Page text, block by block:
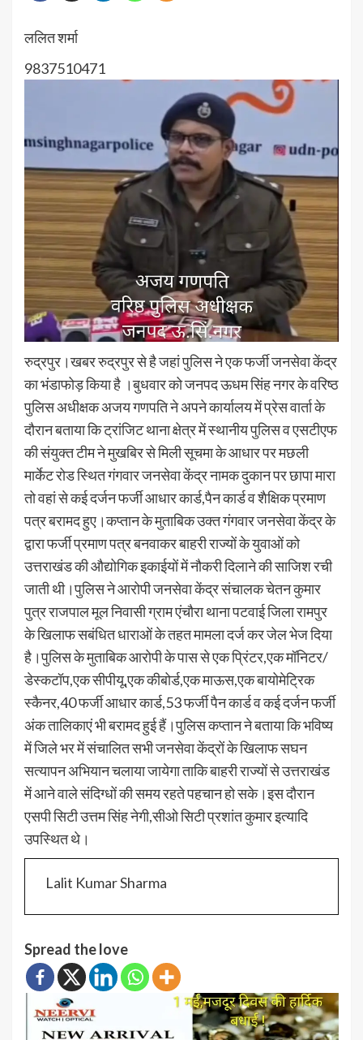
ललित शर्मा
9837510471
रुद्रपुर।खबर रुद्रपुर से है जहां पुलिस ने एक फर्जी जनसेवा केंद्र
का भंडाफोड़ किया है ।बुधवार को जनपद ऊधम सिंह नगर के वरिष्ठ
पुलिस अधीक्षक अजय गणपति ने अपने कार्यालय में प्रेस वार्ता के
दौरान बताया कि ट्रांजिट थाना क्षेत्र में स्थानीय पुलिस व एसटीएफ
की संयुक्त टीम ने मुखबिर से मिली सूचमा के आधार पर मछली
मार्केट रोड स्थित गंगवार जनसेवा केंद्र नामक दुकान पर छापा मारा
तो वहां से कई दर्जन फर्जी आधार कार्ड,पैन कार्ड व शैक्षिक प्रमाण
पत्र बरामद हुए।कप्तान के मुताबिक उक्त गंगवार जनसेवा केंद्र के
द्वारा फर्जी प्रमाण पत्र बनवाकर बाहरी राज्यों के युवाओं को
उत्तराखंड की औद्योगिक इकाईयों में नौकरी दिलाने की साजिश रची
जाती थी।पुलिस ने आरोपी जनसेवा केंद्र संचालक चेतन कुमार
पुत्र राजपाल मूल निवासी ग्राम एंचौरा थाना पटवाई जिला रामपुर
के खिलाफ सबंधित धाराओं के तहत मामला दर्ज कर जेल भेज दिया
है।पुलिस के मुताबिक आरोपी के पास से एक प्रिंटर,एक मॉनिटर/
डेस्कटॉप,एक सीपीयू,एक कीबोर्ड,एक माऊस,एक बायोमेट्रिक
स्कैनर,40 फर्जी आधार कार्ड,53 फर्जी पैन कार्ड व कई दर्जन फर्जी
अंक तालिकाएं भी बरामद हुई हैं।पुलिस कप्तान ने बताया कि भविष्य
में जिले भर में संचालित सभी जनसेवा केंद्रों के खिलाफ सघन
सत्यापन अभियान चलाया जायेगा ताकि बाहरी राज्यों से उत्तराखंड
में आने वाले संदिग्धों की समय रहते पहचान हो सके।इस दौरान
एसपी सिटी उत्तम सिंह नेगी,सीओ सिटी प्रशांत कुमार इत्यादि
उपस्थित थे।
Lalit Kumar Sharma
Spread the love